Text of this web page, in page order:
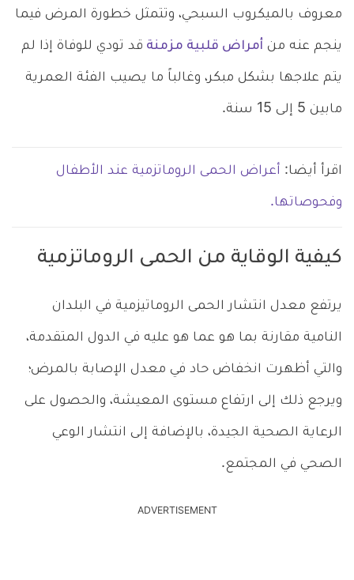
معروف بالميكروب السبحي، وتتمثل خطورة المرض فيما
ينجم عنه من أمراض قلبية مزمنة قد تودي للوفاة إذا لم
يتم علاجها بشكل مبكر، وغالباً ما يصيب الفئة العمرية
مابين 5 إلى 15 سنة.
اقرأ أيضا: أعراض الحمى الروماتزمية عند الأطفال
وفحوصاتها.
كيفية الوقاية من الحمى الروماتزمية
يرتفع معدل انتشار الحمى الروماتيزمية في البلدان
النامية مقارنة بما هو عما هو عليه في الدول المتقدمة،
والتي أظهرت انخفاض حاد في معدل الإصابة بالمرض؛
ويرجع ذلك إلى ارتفاع مستوى المعيشة، والحصول على
الرعاية الصحية الجيدة، بالإضافة إلى انتشار الوعي
الصحي في المجتمع.
ADVERTISEMENT